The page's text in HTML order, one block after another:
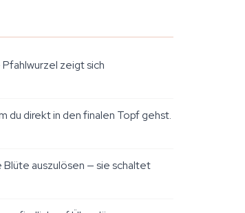
zeigt sich
du direkt in den finalen Topf gehst.
auszulösen — sie schaltet